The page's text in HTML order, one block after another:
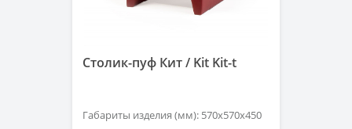
Столик-пуф Кит / Kit Kit-t
Габариты изделия (мм): 570х570х450